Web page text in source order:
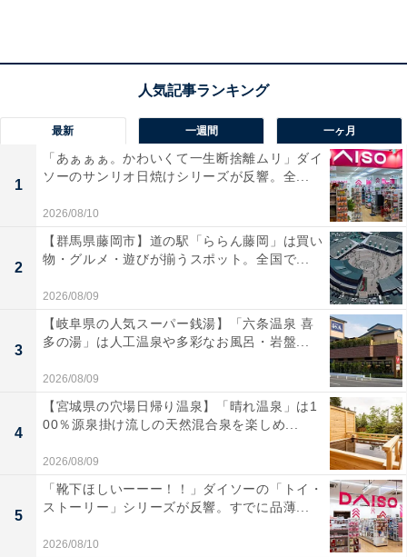
い美肌の湯でリフレッシュしたい人におすすめの宿で
楽天トラベルの「クーポン祭」とは？
楽天トラベルでは、定期的に「クーポン祭」を開催。人
気の宿やホテルを対象に、宿泊予約で使えるお得な割引
クーポンを配布します。
最新 一週間 一ヶ月
1
「あぁぁぁ。かわいくて一生断捨離ムリ」ダイ
ソーのサンリオ日焼けシリーズが反響。全...
2026/08/10
2
【群馬県藤岡市】道の駅「ららん藤岡」は買い
物・グルメ・遊びが揃うスポット。全国で...
2026/08/09
3
【岐阜県の人気スーパー銭湯】「六条温泉 喜
多の湯」は人工温泉や多彩なお風呂・岩盤...
2026/08/09
4
【宮城県の穴場日帰り温泉】「晴れ温泉」は1
00％源泉掛け流しの天然混合泉を楽しめ...
2026/08/09
5
「靴下ほしいーーー！！」ダイソーの「トイ・
ストーリー」シリーズが反響。すでに品薄...
2026/08/10